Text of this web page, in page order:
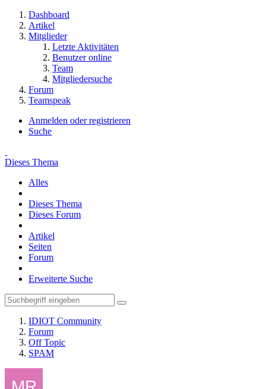
Dashboard
Artikel
Mitglieder
Letzte Aktivitäten
Benutzer online
Team
Mitgliedersuche
Forum
Teamspeak
Anmelden oder registrieren
Suche
Dieses Thema
Alles
Dieses Thema
Dieses Forum
Artikel
Seiten
Forum
Erweiterte Suche
IDIOT Community
Forum
Off Topic
SPAM